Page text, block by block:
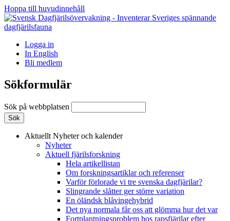
Hoppa till huvudinnehåll
Logga in
In English
Bli medlem
Sökformulär
Sök på webbplatsen
Aktuellt Nyheter och kalender
Nyheter
Aktuell fjärilsforskning
Hela artikellistan
Om forskningsartiklar och referenser
Varför förlorade vi tre svenska dagfjärilar?
Slingrande slåtter ger större variation
En öländsk blåvingehybrid
Det nya normala får oss att glömma hur det var
Fortplantningsproblem hos rapsfjärilar efter